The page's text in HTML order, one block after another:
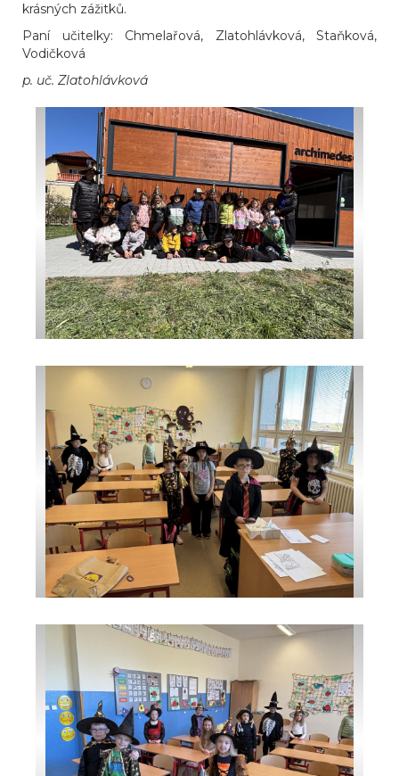
krásných zážitků.
Paní učitelky: Chmelařová, Zlatohlávková, Staňková,
Vodičková
p. uč. Zlatohlávková